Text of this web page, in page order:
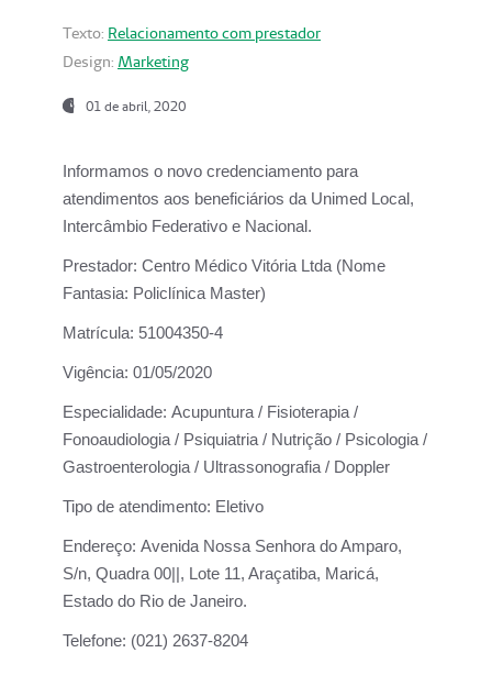
Texto: Relacionamento com prestador
Design: Marketing
01 de abril, 2020
Informamos o novo credenciamento para
atendimentos aos beneficiários da Unimed Local,
Intercâmbio Federativo e Nacional.
Prestador: Centro Médico Vitória Ltda (Nome
Fantasia: Policlínica Master)
Matrícula: 51004350-4
Vigência: 01/05/2020
Especialidade: Acupuntura / Fisioterapia /
Fonoaudiologia / Psiquiatria / Nutrição / Psicologia /
Gastroenterologia / Ultrassonografia / Doppler
Tipo de atendimento: Eletivo
Endereço: Avenida Nossa Senhora do Amparo,
S/n, Quadra 00||, Lote 11, Araçatiba, Maricá,
Estado do Rio de Janeiro.
Telefone: (021) 2637-8204